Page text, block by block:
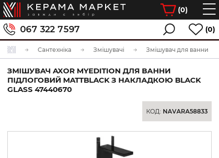
(0)
067 322 7597 (0)
Сантехніка Змішувачі Змішувач для ванни
ЗМІШУВАЧ AXOR MYEDITION ДЛЯ ВАННИ
ПІДЛОГОВИЙ MATTBLACK З НАКЛАДКОЮ BLACK
GLASS 47440670
КОД: NAVARA58833